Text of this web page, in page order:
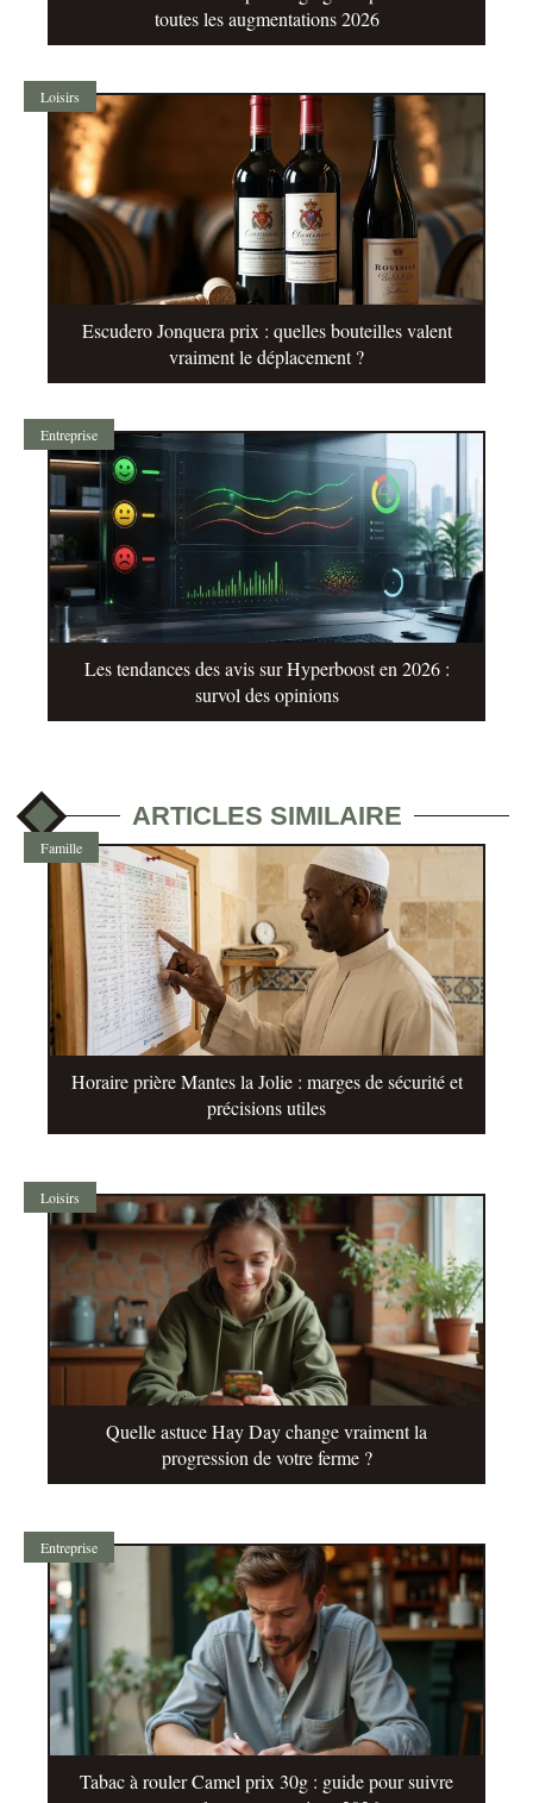
toutes les augmentations 2026
Loisirs
Escudero Jonquera prix : quelles bouteilles valent
vraiment le déplacement ?
Entreprise
Les tendances des avis sur Hyperboost en 2026 :
survol des opinions
ARTICLES SIMILAIRE
Famille
Horaire prière Mantes la Jolie : marges de sécurité et
précisions utiles
Loisirs
Quelle astuce Hay Day change vraiment la
progression de votre ferme ?
Entreprise
Tabac à rouler Camel prix 30g : guide pour suivre